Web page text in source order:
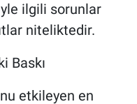
ilgili sorunlar
niteliktedir.
Baskı
etkileyen en